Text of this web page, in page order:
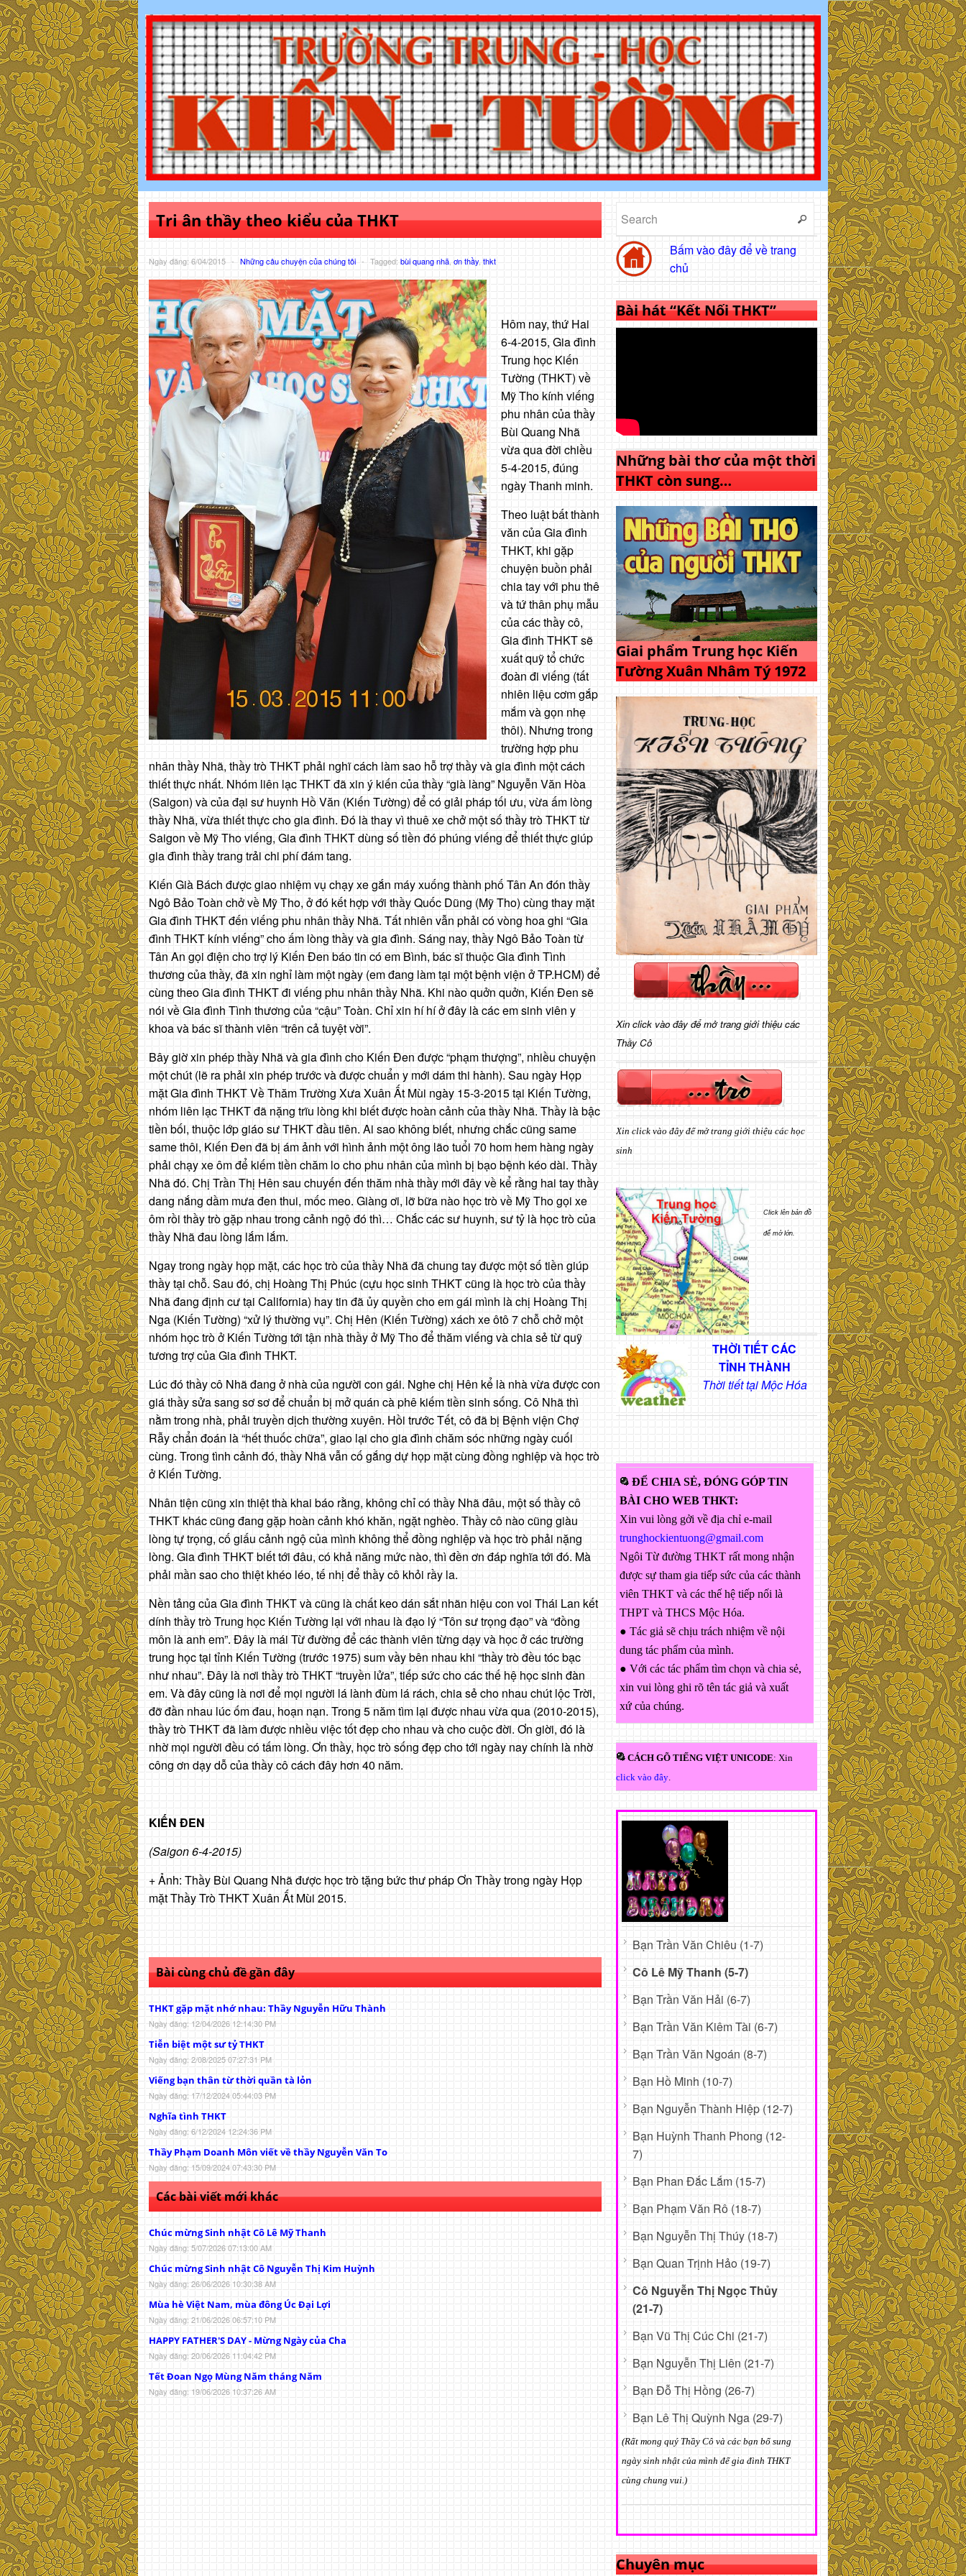
Tri ân thầy theo kiểu của THKT
Ngày đăng: 6/04/2015 - Những câu chuyện của chúng tôi - Tagged: bùi quang nhã ơn thầy thkt
Hôm nay, thứ Hai
6-4-2015, Gia đình
Trung học Kiến
Tường (THKT) về
Mỹ Tho kính viếng
phu nhân của thầy
Bùi Quang Nhã
vừa qua đời chiều
5-4-2015, đúng
ngày Thanh minh.
Theo luật bất thành
văn của Gia đình
THKT, khi gặp
chuyện buồn phải
chia tay với phu thê
và tứ thân phụ mẫu
của các thầy cô,
Gia đình THKT sẽ
xuất quỹ tổ chức
đoàn đi viếng (tất
nhiên liệu cơm gắp
mắm và gọn nhẹ
thôi). Nhưng trong
trường hợp phu
nhân thầy Nhã, thầy trò THKT phải nghĩ cách làm sao hỗ trợ thầy và gia đình một cách
thiết thực nhất. Nhóm liên lạc THKT đã xin ý kiến của thầy “già làng” Nguyễn Văn Hòa
(Saigon) và của đại sư huynh Hồ Văn (Kiến Tường) để có giải pháp tối ưu, vừa ấm lòng
thầy Nhã, vừa thiết thực cho gia đình. Đó là thay vì thuê xe chở một số thầy trò THKT từ
Saigon về Mỹ Tho viếng, Gia đình THKT dùng số tiền đó phúng viếng để thiết thực giúp
gia đình thầy trang trải chi phí đám tang.
Kiến Già Bách được giao nhiệm vụ chạy xe gắn máy xuống thành phố Tân An đón thầy
Ngô Bảo Toàn chở về Mỹ Tho, ở đó kết hợp với thầy Quốc Dũng (Mỹ Tho) cùng thay mặt
Gia đình THKT đến viếng phu nhân thầy Nhã. Tất nhiên vẫn phải có vòng hoa ghi “Gia
đình THKT kính viếng” cho ấm lòng thầy và gia đình. Sáng nay, thầy Ngô Bảo Toàn từ
Tân An gọi điện cho trợ lý Kiến Đen báo tin có em Bình, bác sĩ thuộc Gia đình Tình
thương của thầy, đã xin nghỉ làm một ngày (em đang làm tại một bệnh viện ở TP.HCM) để
cùng theo Gia đình THKT đi viếng phu nhân thầy Nhã. Khi nào quởn quởn, Kiến Đen sẽ
nói về Gia đình Tình thương của “cậu” Toàn. Chỉ xin hí hí ở đây là các em sinh viên y
khoa và bác sĩ thành viên “trên cả tuyệt vời”.
Bây giờ xin phép thầy Nhã và gia đình cho Kiến Đen được “phạm thượng”, nhiều chuyện
một chút (lẽ ra phải xin phép trước và được chuẩn y mới dám thi hành). Sau ngày Họp
mặt Gia đình THKT Về Thăm Trường Xưa Xuân Ất Mùi ngày 15-3-2015 tại Kiến Tường,
nhóm liên lạc THKT đã nặng trĩu lòng khi biết được hoàn cảnh của thầy Nhã. Thầy là bậc
tiền bối, thuộc lớp giáo sư THKT đầu tiên. Ai sao không biết, nhưng chắc cũng same
same thôi, Kiến Đen đã bị ám ảnh với hình ảnh một ông lão tuổi 70 hom hem hàng ngày
phải chạy xe ôm để kiếm tiền chăm lo cho phu nhân của mình bị bạo bệnh kéo dài. Thầy
Nhã đó. Chị Trần Thị Hên sau chuyến đến thăm nhà thầy mới đây về kể rằng hai tay thầy
dang nắng dầm mưa đen thui, mốc meo. Giàng ơi, lỡ bữa nào học trò về Mỹ Tho gọi xe
ôm rồi thầy trò gặp nhau trong cảnh ngộ đó thì… Chắc các sư huynh, sư tỷ là học trò của
thầy Nhã đau lòng lắm lắm.
Ngay trong ngày họp mặt, các học trò của thầy Nhã đã chung tay được một số tiền giúp
thầy tại chỗ. Sau đó, chị Hoàng Thị Phúc (cựu học sinh THKT cũng là học trò của thầy
Nhã đang định cư tại California) hay tin đã ủy quyền cho em gái mình là chị Hoàng Thị
Nga (Kiến Tường) “xử lý thường vụ”. Chị Hên (Kiến Tường) xách xe ôtô 7 chỗ chở một
nhóm học trò ở Kiến Tường tới tận nhà thầy ở Mỹ Tho để thăm viếng và chia sẻ từ quỹ
tương trợ của Gia đình THKT.
Lúc đó thầy cô Nhã đang ở nhà của người con gái. Nghe chị Hên kể là nhà vừa được con
giá thầy sửa sang sơ sơ để chuẩn bị mở quán cà phê kiếm tiền sinh sống. Cô Nhã thì
nằm trong nhà, phải truyền dịch thường xuyên. Hồi trước Tết, cô đã bị Bệnh viện Chợ
Rẫy chẩn đoán là “hết thuốc chữa”, giao lại cho gia đình chăm sóc những ngày cuối
cùng. Trong tình cảnh đó, thầy Nhã vẫn cố gắng dự họp mặt cùng đồng nghiệp và học trò
ở Kiến Tường.
Nhân tiện cũng xin thiệt thà khai báo rằng, không chỉ có thầy Nhã đâu, một số thầy cô
THKT khác cũng đang gặp hoàn cảnh khó khăn, ngặt nghèo. Thầy cô nào cũng giàu
lòng tự trọng, cố giấu cảnh ngộ của mình không thể đồng nghiệp và học trò phải nặng
lòng. Gia đình THKT biết tới đâu, có khả năng mức nào, thì đền ơn đáp nghĩa tới đó. Mà
phải mần sao cho thiệt khéo léo, tế nhị để thầy cô khỏi rầy la.
Nền tảng của Gia đình THKT và cũng là chất keo dán sắt nhãn hiệu con voi Thái Lan kết
dính thầy trò Trung học Kiến Tường lại với nhau là đạo lý “Tôn sư trọng đạo” và “đồng
môn là anh em”. Đây là mái Từ đường để các thành viên từng dạy và học ở các trường
trung học tại tỉnh Kiến Tường (trước 1975) sum vầy bên nhau khi “thầy trò đều tóc bạc
như nhau”. Đây là nơi thầy trò THKT “truyền lửa”, tiếp sức cho các thế hệ học sinh đàn
em. Và đây cũng là nơi để mọi người lá lành đùm lá rách, chia sẻ cho nhau chút lộc Trời,
đỡ đần nhau lúc ốm đau, hoạn nạn. Trong 5 năm tìm lại được nhau vừa qua (2010-2015),
thầy trò THKT đã làm được nhiều việc tốt đẹp cho nhau và cho cuộc đời. Ơn giời, đó là
nhờ mọi người đều có tấm lòng. Ơn thầy, học trò sống đẹp cho tới ngày nay chính là nhờ
công ơn dạy dỗ của thầy cô cách đây hơn 40 năm.
KIẾN ĐEN
(Saigon 6-4-2015)
+ Ảnh: Thầy Bùi Quang Nhã được học trò tặng bức thư pháp Ơn Thầy trong ngày Họp
mặt Thầy Trò THKT Xuân Ất Mùi 2015.
Bài cùng chủ đề gần đây
THKT gặp mặt nhớ nhau: Thầy Nguyễn Hữu Thành
Ngày đăng: 12/04/2026 12:14:30 PM
Tiễn biệt một sư tỷ THKT
Ngày đăng: 2/08/2025 07:27:31 PM
Viếng bạn thân từ thời quần tà lỏn
Ngày đăng: 17/12/2024 05:44:03 PM
Nghĩa tình THKT
Ngày đăng: 6/12/2024 12:24:36 PM
Thầy Phạm Doanh Môn viết về thầy Nguyễn Văn To
Ngày đăng: 15/09/2024 07:43:30 PM
Các bài viết mới khác
Chúc mừng Sinh nhật Cô Lê Mỹ Thanh
Ngày đăng: 5/07/2026 07:13:00 AM
Chúc mừng Sinh nhật Cô Nguyễn Thị Kim Huỳnh
Ngày đăng: 26/06/2026 10:30:38 AM
Mùa hè Việt Nam, mùa đông Úc Đại Lợi
Ngày đăng: 21/06/2026 06:57:10 PM
HAPPY FATHER'S DAY - Mừng Ngày của Cha
Ngày đăng: 20/06/2026 11:04:42 PM
Tết Đoan Ngọ Mùng Năm tháng Năm
Ngày đăng: 19/06/2026 10:37:26 AM
Bấm vào đây để về trang
chủ
Bài hát “Kết Nối THKT”
Những bài thơ của một thời
THKT còn sung…
Giai phẩm Trung học Kiến
Tường Xuân Nhâm Tý 1972
Xin click vào đây để mở trang giới thiệu các
Thầy Cô
Xin click vào đây để mở trang giới thiệu các học
sinh
Click lên bản đồ
để mở lớn.
THỜI TIẾT CÁC
TỈNH THÀNH
Thời tiết tại Mộc Hóa
ĐỂ CHIA SẺ, ĐÓNG GÓP TIN
BÀI CHO WEB THKT:
Xin vui lòng gởi về địa chỉ e-mail
trunghockientuong@gmail.com
Ngôi Từ đường THKT rất mong nhận
được sự tham gia tiếp sức của các thành
viên THKT và các thế hệ tiếp nối là
THPT và THCS Mộc Hóa.
● Tác giả sẽ chịu trách nhiệm về nội
dung tác phẩm của mình.
● Với các tác phẩm tìm chọn và chia sẻ,
xin vui lòng ghi rõ tên tác giả và xuất
xứ của chúng.
CÁCH GÕ TIẾNG VIỆT UNICODE: Xin
click vào đây
Bạn Trần Văn Chiêu (1-7)
Cô Lê Mỹ Thanh (5-7)
Bạn Trần Văn Hải (6-7)
Bạn Trần Văn Kiêm Tài (6-7)
Bạn Trần Văn Ngoán (8-7)
Bạn Hồ Minh (10-7)
Bạn Nguyễn Thành Hiệp (12-7)
Bạn Huỳnh Thanh Phong (12-
7)
Bạn Phan Đắc Lắm (15-7)
Bạn Phạm Văn Rô (18-7)
Bạn Nguyễn Thị Thúy (18-7)
Bạn Quan Trịnh Hảo (19-7)
Cô Nguyễn Thị Ngọc Thủy
(21-7)
Bạn Vũ Thị Cúc Chi (21-7)
Bạn Nguyễn Thị Liên (21-7)
Bạn Đỗ Thị Hồng (26-7)
Bạn Lê Thị Quỳnh Nga (29-7)
(Rất mong quý Thầy Cô và các bạn bổ sung
ngày sinh nhật của mình để gia đình THKT
cùng chung vui.)
Chuyên mục